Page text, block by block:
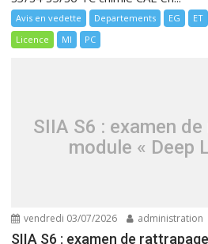
Avis en vedette Departements EG ET
Licence
MI PC
SIIA S6 : examen
module « Deep
vendredi 03/07/2026 administration
SIIA S6 : examen de